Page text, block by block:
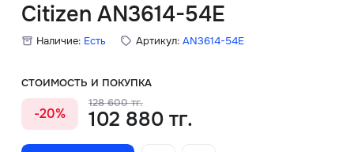
Citizen AN3614-54E
Наличие: Есть Артикул: AN3614-54E
СТОИМОСТЬ И ПОКУПКА
-20%
128 600 тг.
102 880 тг.
Главная
О нас
Доставка и оплата